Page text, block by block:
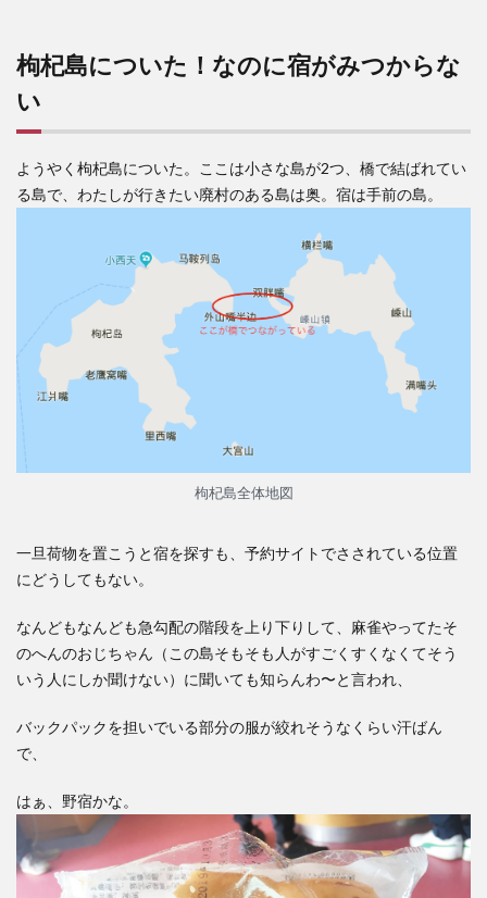
枸杞島についた！なのに宿がみつからな
い
ようやく枸杞島についた。ここは小さな島が2つ、橋で結ばれてい
る島で、わたしが行きたい廃村のある島は奥。宿は手前の島。
枸杞島全体地図
一旦荷物を置こうと宿を探すも、予約サイトでさされている位置
にどうしてもない。
なんどもなんども急勾配の階段を上り下りして、麻雀やってたそ
のへんのおじちゃん（この島そもそも人がすごくすくなくてそう
いう人にしか聞けない）に聞いても知らんわ〜と言われ、
バックパックを担いでいる部分の服が絞れそうなくらい汗ばん
で、
はぁ、野宿かな。